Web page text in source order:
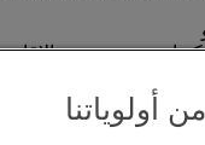
مع تحديد مدة
رضيعين مع